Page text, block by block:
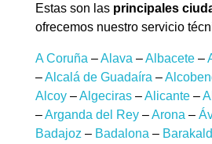
Estas son las principales
ofrecemos nuestro servicio
A Coruña –Alava –Albacete –
–Alcalá de Guadaíra –
Alcoy –Algeciras –Alicante –
–Arganda del Rey –Arona –
Badajoz – Badalona –